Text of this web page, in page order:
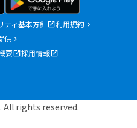
ティ基本方針
利用規約
供
要 採用情報
All rights reserved.